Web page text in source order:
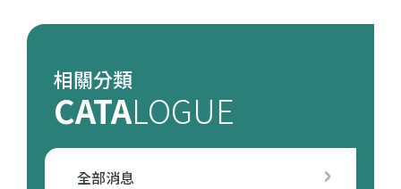
u
e
n
e
r
相關分類
CATALOGUE
全部消息